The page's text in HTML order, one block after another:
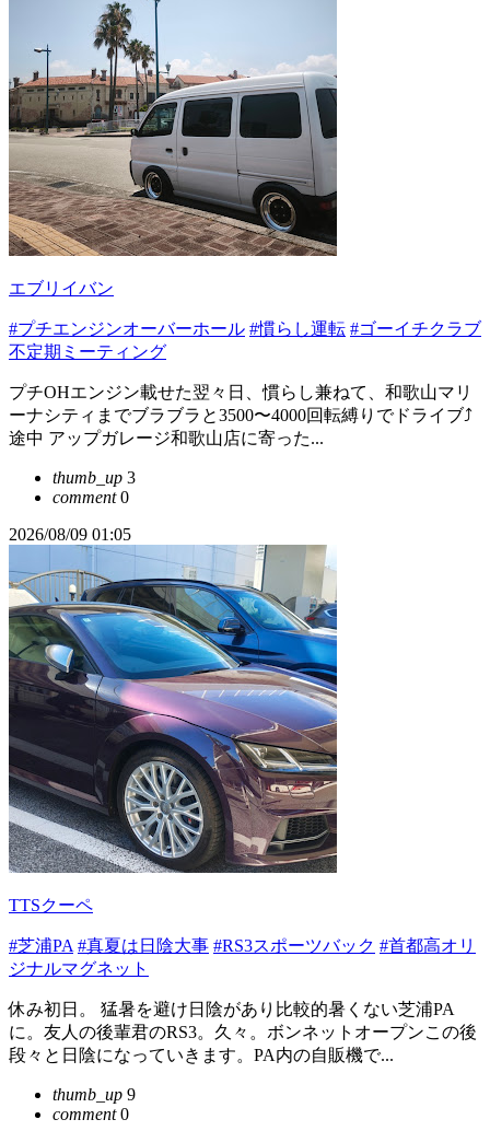
エブリイバン
#プチエンジンオーバーホール #慣らし運転 #ゴーイチクラブ
不定期ミーティング
プチOHエンジン載せた翌々日、慣らし兼ねて、和歌山マリ
ーナシティまでブラブラと3500〜4000回転縛りでドライブ⤴️
途中 アップガレージ和歌山店に寄った...
thumb_up 3
comment0
2026/08/09 01:05
TTSクーペ
#芝浦PA #真夏は日陰大事 #RS3スポーツバック #首都高オリ
ジナルマグネット
休み初日。 猛暑を避け日陰があり比較的暑くない芝浦PA
に。友人の後輩君のRS3。久々。ボンネットオープンこの後
段々と日陰になっていきます。PA内の自販機で...
thumb_up 9
comment0